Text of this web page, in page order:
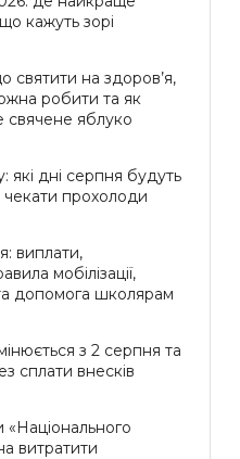
кажуть зорі
святити на здоров’я,
робити та як
свячене яблуко
дні серпня будуть
чекати прохолоди
виплати,
мобілізації,
допомога школярам
з 2 серпня та
сплати внесків
«Національного
витратити